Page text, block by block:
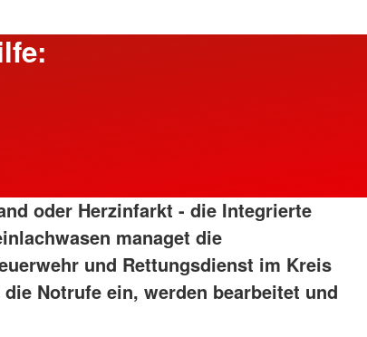
oder Herzinfarkt - die Integrierte
managet die
und Rettungsdienst im Kreis
Notrufe ein, werden bearbeitet und